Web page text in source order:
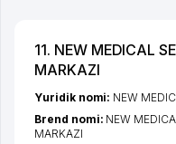
11. NEW MEDICAL
MARKAZI
Yuridik nomi: NEW
Brend nomi: NEW
MARKAZI